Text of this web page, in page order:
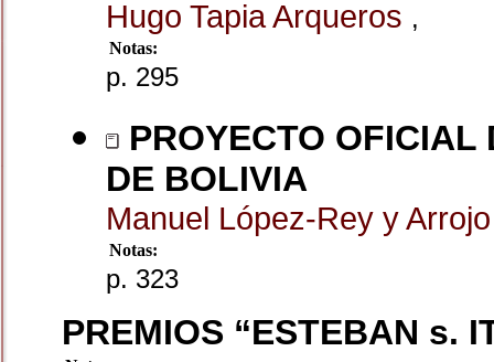
Hugo Tapia Arqueros ,
Notas:
p. 295
PROYECTO
DE BOLIVIA
Manuel López-Rey y
Notas:
p. 323
PREMIOS “ESTEBAN s.